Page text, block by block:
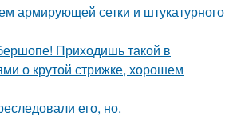
армирующей сетки и штукатурного
Приходишь такой в
о крутой стрижке, хорошем
его, но.